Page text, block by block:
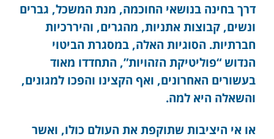
דרך בחינה בנושאי החוכמה, מנת המשכל, גברים
ונשים, קבוצות אתניות, מהגרים, והיררכיות
חברתיות. הסוגיות האלה, במסגרת הביטוי
הנדוש “פוליטיקת הזהויות”, התחדדו מאוד
בעשורים האחרונים, ואף הקצינו והפכו למגונים,
והשאלה היא למה.
או אי היציבות שתוקפת את העולם כולו, ואשר